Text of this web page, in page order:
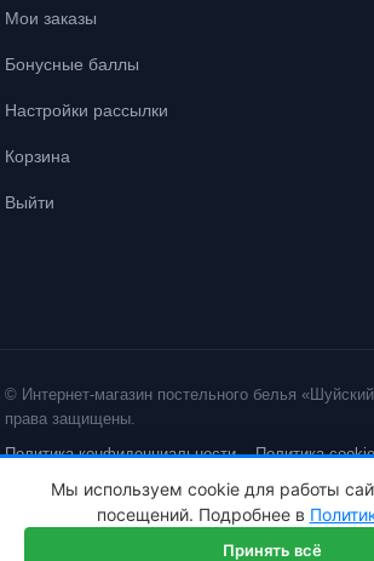
Мои заказы
Бонусные баллы
Настройки рассылки
Корзина
Выйти
© Интернет-магазин постельного белья
права защищены.
Политика конфиденциальности
Политика cookie
ID: crt cst ·Мы используем cookie для работы
посещений. Подробнее в
Принять всё